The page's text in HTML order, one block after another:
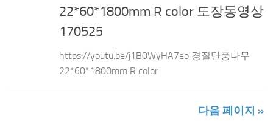
22*60*1800mm R color 도장동영상
170525
https://youtu.be/j1B0WyHA7eo 경질단풍나무
22*60*1800mm R color
다음 페이지 »